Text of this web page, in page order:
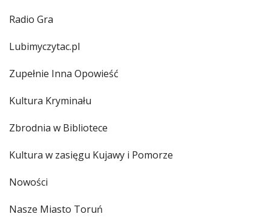
Radio Gra
Lubimyczytac.pl
Zupełnie Inna Opowieść
Kultura Kryminału
Zbrodnia w Bibliotece
Kultura w zasięgu Kujawy i Pomorze
Nowości
Nasze Miasto Toruń